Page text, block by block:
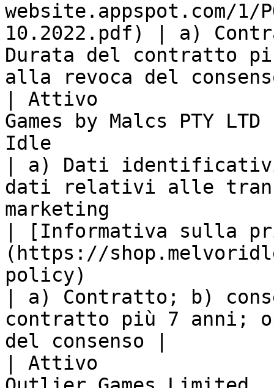
website.appspot.com/1/
10.2022.pdf) | a)
Durata del contratto
alla revoca del
| Attivo
Games by Malcs
Idle
| a) Dati
dati relativi alle
marketing
| [Informativa sulla
(https://
policy)
| a) Contratto; b)
contratto più 7 anni;
del consenso |
| Attivo